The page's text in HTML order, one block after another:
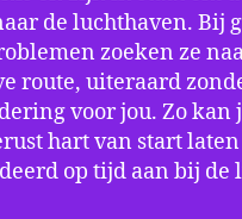
de luchthaven. Bij
zoeken ze
route, uiteraard
voor jou. Zo kan
hart van start
op tijd aan bij de